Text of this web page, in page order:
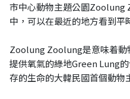
市中心動物主題公園Zoolung
中，可以在最近的地方看到平
Zoolung Zoolung是意味着動
提供氧氣的綠地Green Lung
存的生命的大韓民國首個動物